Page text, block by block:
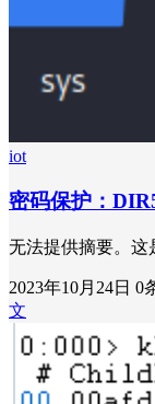
iot
密码保护：
无法提供摘要。这
2023年10月24日 0
文